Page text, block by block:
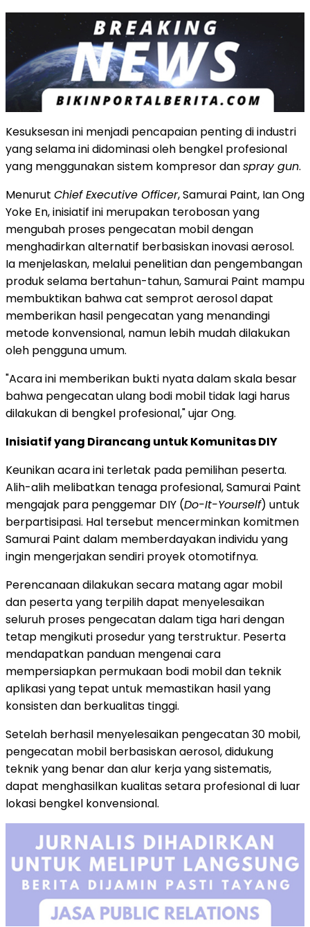
Kesuksesan ini menjadi pencapaian penting di industri
yang selama ini didominasi oleh bengkel profesional
yang menggunakan sistem kompresor danspray gun.
Menurut Chief Executive Officer, Samurai Paint, Ian Ong
Yoke En, inisiatif ini merupakan terobosan yang
mengubah proses pengecatan mobil dengan
menghadirkan alternatif berbasiskan inovasi aerosol.
Ia menjelaskan, melalui penelitian dan pengembangan
produk selama bertahun-tahun, Samurai Paint mampu
membuktikan bahwa cat semprot aerosol dapat
memberikan hasil pengecatan yang menandingi
metode konvensional, namun lebih mudah dilakukan
oleh pengguna umum.
"Acara ini memberikan bukti nyata dalam skala besar
bahwa pengecatan ulang bodi mobil tidak lagi harus
dilakukan di bengkel profesional," ujar Ong.
Inisiatif yang Dirancang untuk Komunitas DIY
Keunikan acara ini terletak pada pemilihan peserta.
Alih-alih melibatkan tenaga profesional, Samurai Paint
mengajak para penggemar DIY (Do-It-Yourself) untuk
berpartisipasi. Hal tersebut mencerminkan komitmen
Samurai Paint dalam memberdayakan individu yang
ingin mengerjakan sendiri proyek otomotifnya.
Perencanaan dilakukan secara matang agar mobil
dan peserta yang terpilih dapat menyelesaikan
seluruh proses pengecatan dalam tiga hari dengan
tetap mengikuti prosedur yang terstruktur. Peserta
mendapatkan panduan mengenai cara
mempersiapkan permukaan bodi mobil dan teknik
aplikasi yang tepat untuk memastikan hasil yang
konsisten dan berkualitas tinggi.
Setelah berhasil menyelesaikan pengecatan 30 mobil,
pengecatan mobil berbasiskan aerosol, didukung
teknik yang benar dan alur kerja yang sistematis,
dapat menghasilkan kualitas setara profesional di luar
lokasi bengkel konvensional.